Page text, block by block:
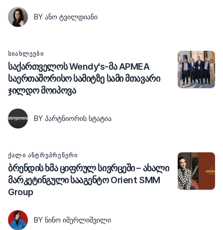
BY ᲐᲜᲝ ᲢᲕᲘᲚᲓᲘᲐᲜᲘ
ᲡᲘᲐᲮᲚᲔᲔᲑᲘ
საქართველოს Wendy's-მა APMEA
საერთაშორისო სამიტზე სამი მთავარი
ჯილდო მოიპოვა
BY ᲞᲐᲠᲢᲜᲘᲝᲠᲘᲡ ᲡᲢᲐᲢᲘᲐ
ᲥᲐᲚᲘ ᲐᲜᲢᲠᲔᲞᲠᲔᲜᲔᲠᲘ
ბრენდის ხმა ციფრულ სივრცეში – ახალი
მარკეტინგული სააგენტო Orient SMM
Group
BY ᲜᲘᲜᲝ ᲘᲛᲔᲠᲚᲘᲨᲕᲘᲚᲘ